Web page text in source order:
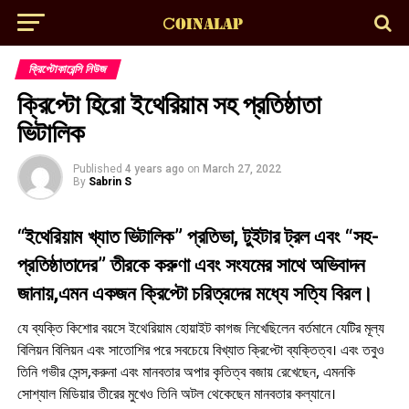
ক্রিপ্টোকারেন্সি নিউজ
ক্রিপ্টো হিরো ইথেরিয়াম সহ প্রতিষ্ঠাতা
ভিটালিক
Published 4 years ago on March 27, 2022
By Sabrin S
“ইথেরিয়াম খ্যাত ভিটালিক” প্রতিভা, টুইটার ট্রল এবং “সহ-
প্রতিষ্ঠাতাদের” তীরকে করুণা এবং সংযমের সাথে অভিবাদন
জানায়,এমন একজন ক্রিপ্টো চরিত্রদের মধ্যে সত্যি বিরল।
যে ব্যক্তি কিশোর বয়সে ইথেরিয়াম হোয়াইট কাগজ লিখেছিলেন বর্তমানে যেটির মূল্য
বিলিয়ন বিলিয়ন এবং সাতোশির পরে সবচেয়ে বিখ্যাত ক্রিপ্টো ব্যক্তিত্ব। এবং তবুও
তিনি গভীর সেন্স,করুনা এবং মানবতার অপার কৃতিত্ব বজায় রেখেছেন, এমনকি
সোশ্যাল মিডিয়ার তীরের মুখেও তিনি অটল থেকেছেন মানবতার কল্যানে।